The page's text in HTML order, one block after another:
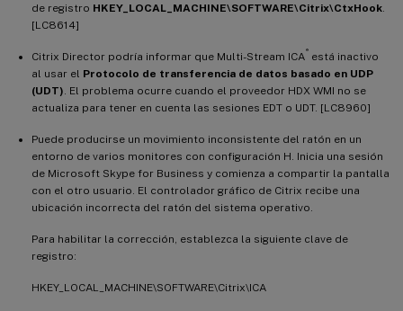
de registro HKEY_LOCAL_MACHINE\SOFTWARE\Citrix\CtxHook
[LC8614]
Citrix Director podría informar que Multi-Stream ICA®
está inactivo
al usar el Protocolo de transferencia de datos basado en UDP
(UDT) . El problema ocurre cuando el proveedor HDX WMI no se
actualiza para tener en cuenta las sesiones EDT o UDT. [LC8960]
Puede producirse un movimiento inconsistente del ratón en un
entorno de varios monitores con configuración H. Inicia una sesión
de Microsoft Skype for Business y comienza a compartir la pantalla
con el otro usuario. El controlador gráfico de Citrix recibe una
ubicación incorrecta del ratón del sistema operativo.
Para habilitar la corrección, establezca la siguiente clave de
registro:
HKEY_LOCAL_MACHINE\SOFTWARE\Citrix\ICA